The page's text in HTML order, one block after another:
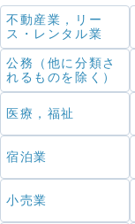
不動産業，リー
ス・レンタル業
公務（他に分類さ
れるものを除く）
医療，福祉
宿泊業
小売業